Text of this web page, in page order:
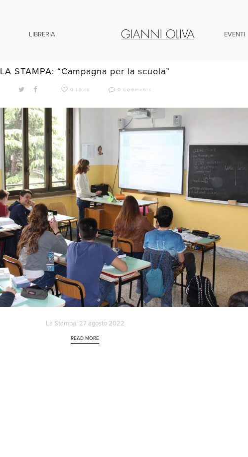
LIBRERIA EVENTI
LA STAMPA: “Campagna per la scuola”
0 Likes 0 Comments
La Stampa: 27 agosto 2022
READ MORE